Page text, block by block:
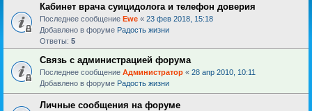
Кабинет врача суицидолога и телефон доверия
Последнее сообщение Ewe « 23 фев 2018, 15:18
Добавлено в форуме Радость жизни
Ответы: 5
Связь с администрацией форума
Последнее сообщение Администратор « 28 апр 2010, 10:11
Добавлено в форуме Радость жизни
Личные сообщения на форуме